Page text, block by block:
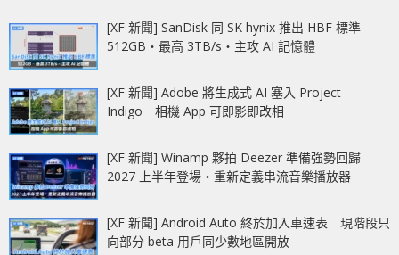
[XF 新聞] SanDisk 同 SK hynix 推出 HBF 標準
512GB‧最高 3TB/s‧主攻 AI 記憶體
[XF 新聞] Adobe 將生成式 AI 塞入 Project
Indigo 相機 App 可即影即改相
[XF 新聞] Winamp 夥拍 Deezer 準備強勢回歸
2027 上半年登場‧重新定義串流音樂播放器
[XF 新聞] Android Auto 終於加入車速表 現階段只
向部分 beta 用戶同少數地區開放